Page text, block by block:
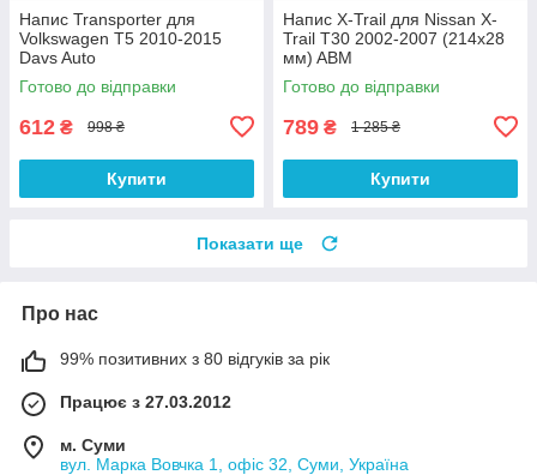
Напис Transporter для
Volkswagen T5 2010-2015
Davs Auto
Готово до відправки
612 ₴ 998 ₴
Купити
Напис X-Trail для Nissan X-
Trail T30 2002-2007 (214х28
мм) ABM
Готово до відправки
789 ₴ 1 285 ₴
Купити
Показати ще
Про нас
99% позитивних з 80 відгуків за рік
Працює з 27.03.2012
м. Суми
вул. Марка Вовчка 1, офіс 32, Суми, Україна